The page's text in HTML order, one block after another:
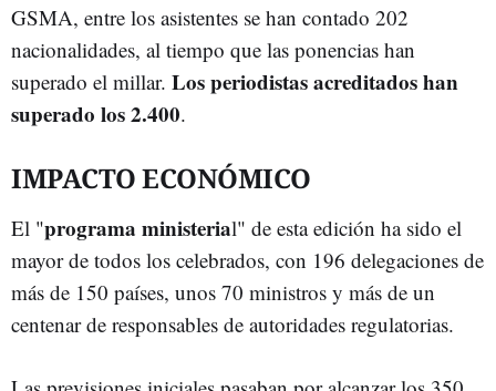
GSMA, entre los asistentes se han contado 202
nacionalidades, al tiempo que las ponencias han
superado el millar. Los periodistas acreditados han
superado los 2.400.
IMPACTO ECONÓMICO
El "programa ministerial" de esta edición ha sido el
mayor de todos los celebrados, con 196 delegaciones de
más de 150 países, unos 70 ministros y más de un
centenar de responsables de autoridades regulatorias.